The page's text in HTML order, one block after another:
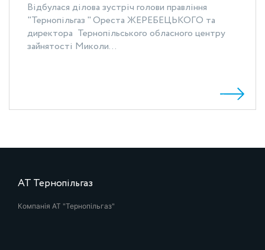
Відбулася ділова зустріч голови правління
"Тернопільгаз " Ореста ЖЕРЕБЕЦЬКОГО та
директора Тернопільського обласного центру
зайнятості Миколи...
АТ Тернопільгаз
Компанія АТ "Тернопільгаз"